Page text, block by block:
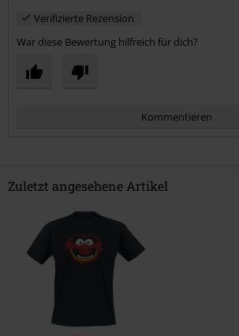
Verifizierte Rezension
War diese Bewertung hilfreich für dich?
Kommentieren
Kommentar jetzt abschicken!
Zuletzt angesehene Artikel